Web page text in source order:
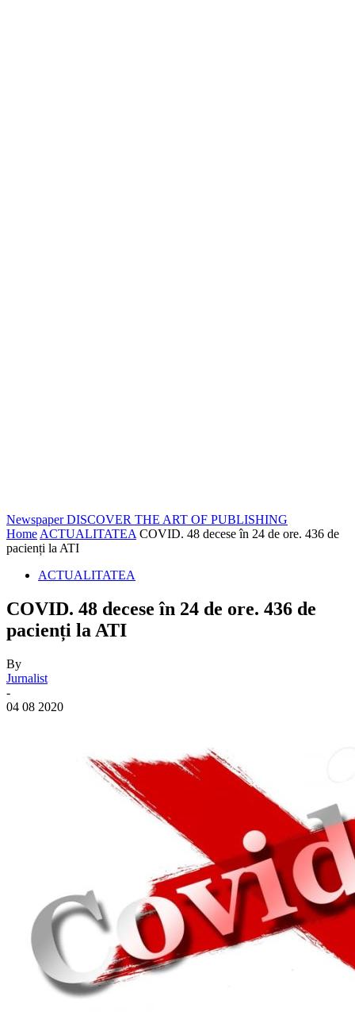
Newspaper DISCOVER THE ART OF PUBLISHING
Home ACTUALITATEA COVID. 48 decese în 24 de ore. 436 de
pacienți la ATI
ACTUALITATEA
COVID. 48 decese în 24 de ore. 436 de
pacienți la ATI
By
Jurnalist
-
04 08 2020